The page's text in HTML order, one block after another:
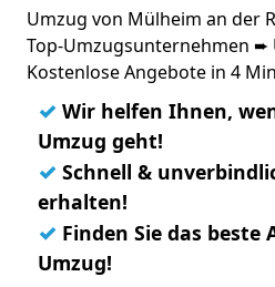
Umzug von Mülheim an der
Top-Umzugsunternehmen ➨
Kostenlose Angebote in 4
✓ Wir helfen Ihnen,
Umzug geht!
✓ Schnell &
erhalten!
✓ Finden Sie das
Umzug!